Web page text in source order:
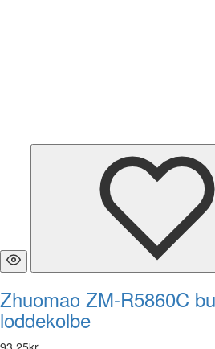
Zhuomao ZM-R5860C
loddekolbe